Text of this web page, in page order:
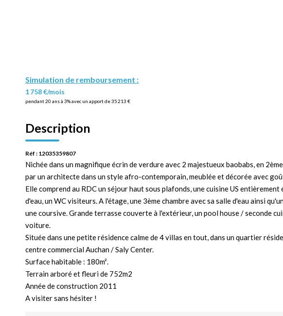
Simulation de remboursement :
1 758 €/mois
pendant 20 ans à 3% avec un apport de 35 213 €
Description
Réf : 12035359807
Nichée dans un magnifique écrin de verdure avec 2 majestueux baobabs, en
par un architecte dans un style afro-contemporain, meublée et décorée avec
Elle comprend au RDC un séjour haut sous plafonds, une cuisine US entièrement
d'eau, un WC visiteurs. A l'étage, une 3ème chambre avec sa salle d'eau ainsi
une coursive. Grande terrasse couverte à l'extérieur, un pool house / seconde
voiture.
Située dans une petite résidence calme de 4 villas en tout, dans un quartier
centre commercial Auchan / Saly Center.
Surface habitable : 180m².
Terrain arboré et fleuri de 752m2
Année de construction 2011
A visiter sans hésiter !